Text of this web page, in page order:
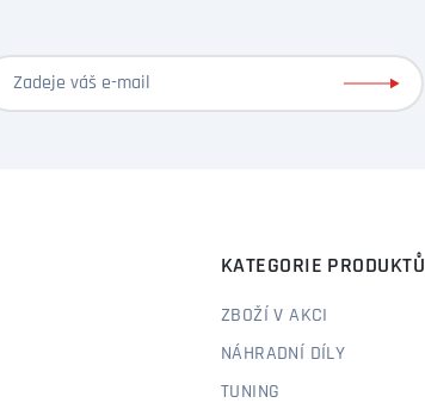
KATEGORIE PRODUKTŮ
ZBOŽÍ V AKCI
NÁHRADNÍ DÍLY
TUNING